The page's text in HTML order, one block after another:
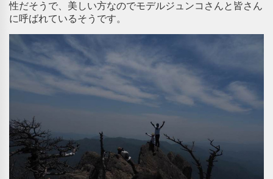
性だそうで、美しい方なのでモデルジュンコさんと皆さん
に呼ばれているそうです。